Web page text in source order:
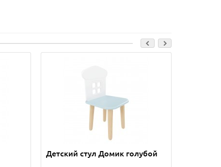
Детский стул Домик голубой